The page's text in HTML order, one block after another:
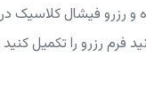
و رزرو فیشال کلاسیک
فرم رزرو را تکمیل